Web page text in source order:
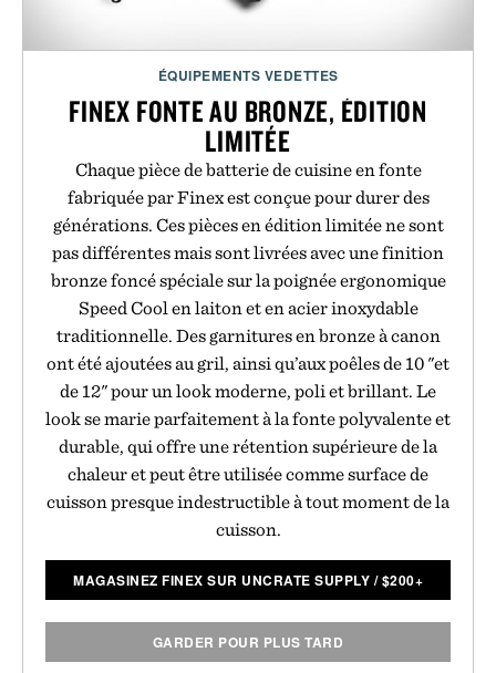
ÉQUIPEMENTS VEDETTES
FINEX FONTE AU BRONZE, ÉDITION
LIMITÉE
Chaque pièce de batterie de cuisine en fonte
fabriquée par Finex est conçue pour durer des
générations. Ces pièces en édition limitée ne sont
pas différentes mais sont livrées avec une finition
bronze foncé spéciale sur la poignée ergonomique
Speed Cool en laiton et en acier inoxydable
traditionnelle. Des garnitures en bronze à canon
ont été ajoutées au gril, ainsi qu’aux poêles de 10 "et
de 12" pour un look moderne, poli et brillant. Le
look se marie parfaitement à la fonte polyvalente et
durable, qui offre une rétention supérieure de la
chaleur et peut être utilisée comme surface de
cuisson presque indestructible à tout moment de la
cuisson.
MAGASINEZ FINEX SUR UNCRATE SUPPLY /$200+
GARDER POUR PLUS TARD